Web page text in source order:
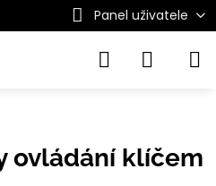
Panel uživatele
ovládání klíčem